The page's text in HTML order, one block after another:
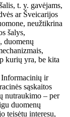
t. y. gavėjams,
ar Šveicarijos
neužtikrina
šalys,
duomenų
kurių yra, be kita
Informacinių ir
sąskaitos
nutraukimo – per
duomenų
teisėtu interesu,